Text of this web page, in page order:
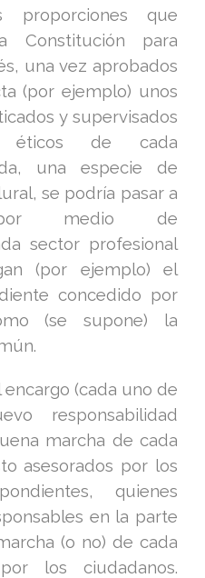
que
Constitución para
una vez aprobados
(por ejemplo) unos
y supervisados
éticos de cada
una especie de
se podría pasar a
por medio de
sector profesional
(por ejemplo) el
concedido por
(se supone) la
(cada uno de
responsabilidad
marcha de cada
asesorados por los
quienes
en la parte
(o no) de cada
los ciudadanos.